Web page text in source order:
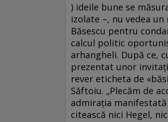
) ideile bune se
izolate –, nu vedea
Băsescu pentru
calcul politic
arhangheli. După ce,
prezentat unor
rever eticheta de
Săftoiu. „Plecăm de
admiraţia
citească nici Hegel,